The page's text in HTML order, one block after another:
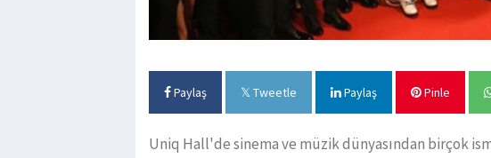
Paylaş Tweetle Paylaş Pinle
Uniq Hall'de sinema ve müzik dünyasından birçok